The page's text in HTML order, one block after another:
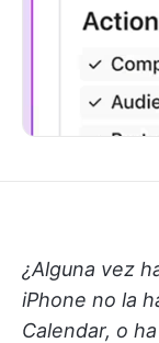
¿Alguna vez
iPhone no la
Calendar, o